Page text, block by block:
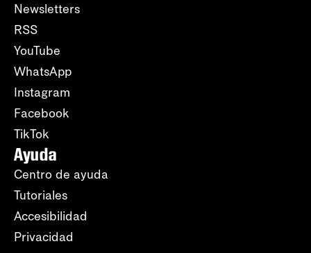
Newsletters
RSS
YouTube
WhatsApp
Instagram
Facebook
TikTok
Ayuda
Centro de ayuda
Tutoriales
Accesibilidad
Privacidad